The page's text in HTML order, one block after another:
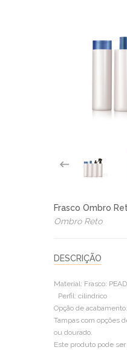
Frasco Ombro
Ombro Reto
DESCRIÇÃO
Material: Frasco:
Perfil: cilíndrico
Opção de
Tampas com opções
ou dourado.
Este produto pode